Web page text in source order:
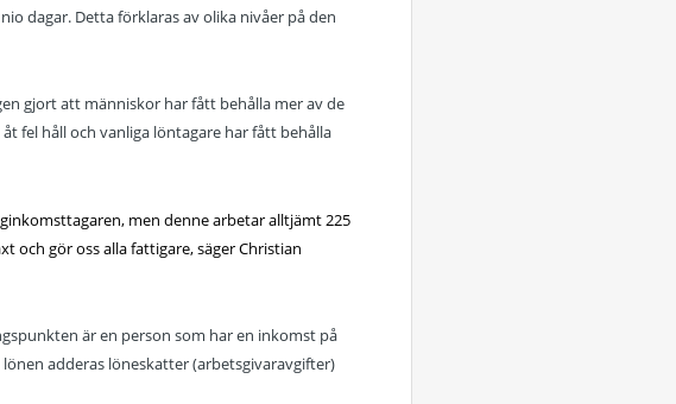
dagar. Detta förklaras av olika nivåer på den
gjort att människor har fått behålla mer av de
fel håll och vanliga löntagare har fått behålla
men denne arbetar alltjämt 225
och gör oss alla fattigare, säger Christian
är en person som har en inkomst på
adderas löneskatter (arbetsgivaravgifter)